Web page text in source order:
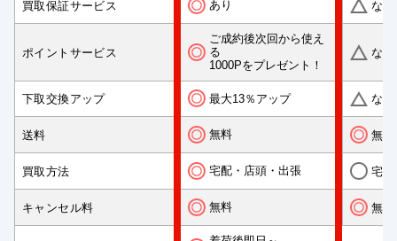
買取保証サービス あり なし
ポイントサービス
ご成約後次回から使え
る
1000Pをプレゼント！
なし
下取交換アップ 最大13％アップ なし
送料 無料 無料
買取方法 宅配・店頭・出張 宅配
キャンセル料 無料 無料